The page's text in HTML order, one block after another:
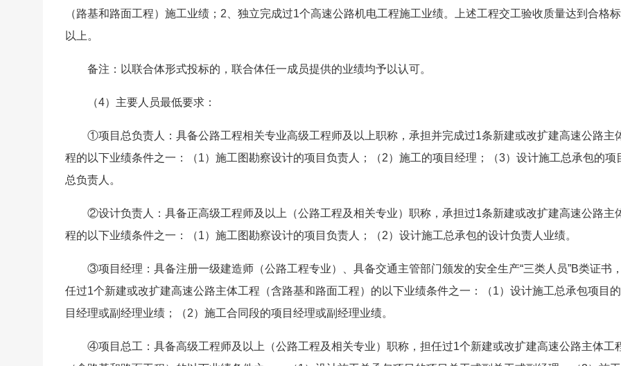
（路基和路面工程）施工业绩；2、独立完成过1个高速公路机电工程施工业绩。上述工程交工验收质量达到合格
以上。
备注：以联合体形式投标的，联合体任一成员提供的业绩均予以认可。
（4）主要人员最低要求：
①项目总负责人：具备公路工程相关专业高级工程师及以上职称，承担并完成过1条新建或改扩建高速公路主
程的以下业绩条件之一：（1）施工图勘察设计的项目负责人；（2）施工的项目经理；（3）设计施工总承包的项
总负责人。
②设计负责人：具备正高级工程师及以上（公路工程及相关专业）职称，承担过1条新建或改扩建高速公路主
程的以下业绩条件之一：（1）施工图勘察设计的项目负责人；（2）设计施工总承包的设计负责人业绩。
③项目经理：具备注册一级建造师（公路工程专业）、具备交通主管部门颁发的安全生产“三类人员”B类证书
任过1个新建或改扩建高速公路主体工程（含路基和路面工程）的以下业绩条件之一：（1）设计施工总承包项目
目经理或副经理业绩；（2）施工合同段的项目经理或副经理业绩。
④项目总工：具备高级工程师及以上（公路工程及相关专业）职称，担任过1个新建或改扩建高速公路主体工